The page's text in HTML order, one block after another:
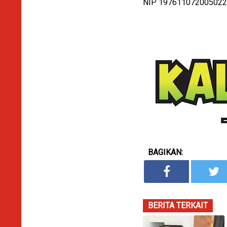
NIP
BAGIKAN:
BERITA TERKAIT